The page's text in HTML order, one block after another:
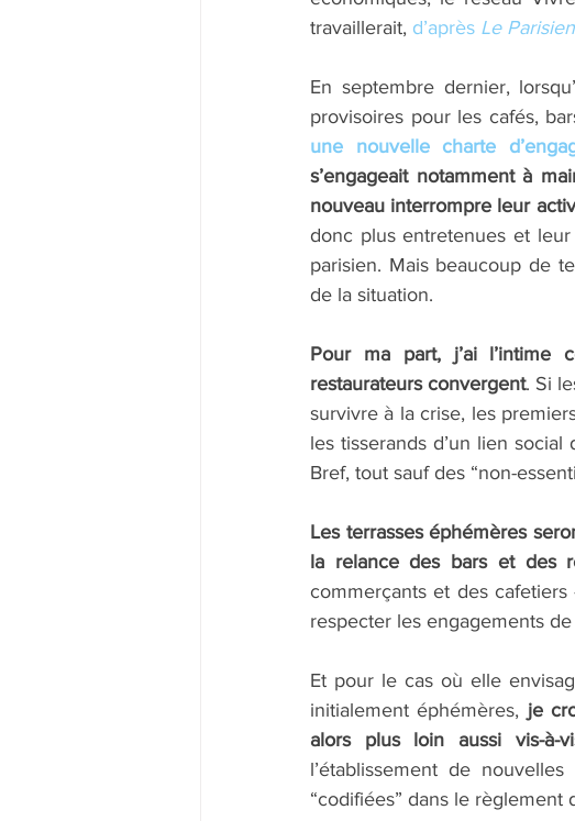
travaillerait, d’après Le Parisien
En septembre dernier,
provisoires pour les cafés,
une nouvelle charte
s’engageait notamment à
nouveau interrompre leur
donc plus entretenues et
parisien. Mais beaucoup de
de la situation.
Pour ma part, j’ai l’intime
restaurateurs convergent. Si
survivre à la crise, les
les tisserands d’un lien
Bref, tout sauf des “non-
Les terrasses éphémères
la relance des bars et des
commerçants et des
respecter les engagements
Et pour le cas où elle
initialement éphémères, je
alors plus loin aussi vis-à-
l’établissement de
“codifiées” dans le règlement